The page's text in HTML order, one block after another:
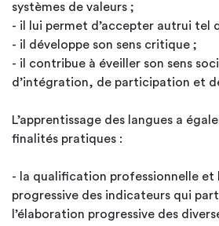
systèmes de valeurs ;
- il lui permet d’accepter autrui tel
- il développe son sens critique ;
- il contribue à éveiller son sens
d’intégration, de participation et
L’apprentissage des langues a
finalités pratiques :
- la qualification professionnelle et
progressive des indicateurs qui
l’élaboration progressive des